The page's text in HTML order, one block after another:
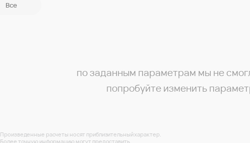
Все
по заданным параметрам мы не
попробуйте изменить
Произведенные расчеты носят приблизительный характер.
Более точную информацию могут предоставить